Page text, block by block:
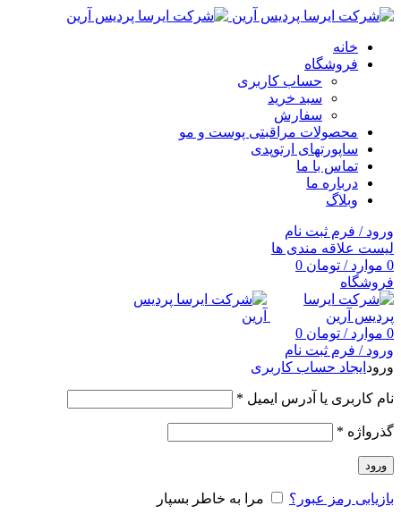
خانه
فروشگاه
حساب کاربری
سبد خرید
سفارش
محصولات مراقبتی پوست و مو
ساپورتهای ارتوپدی
تماس با ما
درباره ما
وبلاگ
ورود / فرم ثبت نام
لیست علاقه مندی ها
0 موارد / تومان
فروشگاه
0 موارد / تومان
ورود / فرم ثبت نام
ورود ایجاد حساب کاربری
نام کاربری یا آدرس ایمیل *
گذرواژه *
ورود
بازیابی رمز عبور؟ مرا به خاطر بسپار